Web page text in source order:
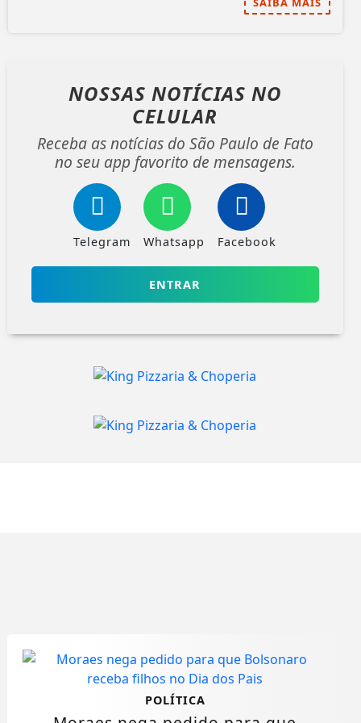
NOSSAS NOTÍCIAS NO
CELULAR
Receba as notícias do São Paulo de Fato
no seu app favorito de mensagens.
Telegram Whatsapp Facebook
ENTRAR
POLÍTICA